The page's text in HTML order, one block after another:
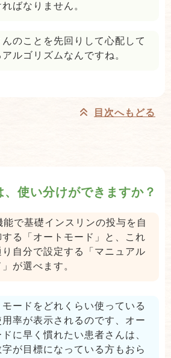
ればなりません。
んのことを先回りして心配して
アルゴリズムなんですね。
目次へもどる
、使い分けができますか？
能で基礎インスリンの投与を自
する「オートモード」と、これ
り自分で設定する「マニュアル
が選べます。
モードをどれくらい使っている
率が表示されるのです、オー
ドに早く慣れたい患者さんは、
字が目標になっている方もおら